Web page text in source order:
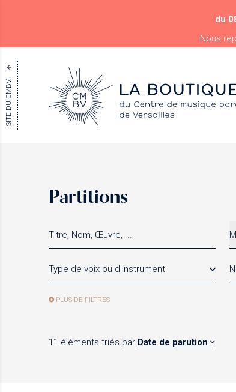
du
Nous
SITE DU CMBV
Partitions
Type de voix ou d'instrument
PLUS DE FILTRES
11 éléments triés par Date de parution